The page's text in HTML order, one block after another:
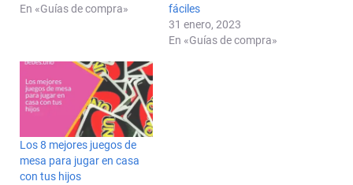
En «Guías de compra»
fáciles
31 enero, 2023
En «Guías de compra»
Los 8 mejores juegos de
mesa para jugar en casa
con tus hijos